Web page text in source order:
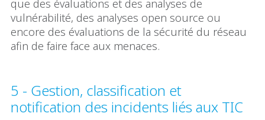
que des évaluations et des analyses de
vulnérabilité, des analyses open source ou
encore des évaluations de la sécurité du réseau
afin de faire face aux menaces.
5 - Gestion, classification et
notification des incidents liés aux TIC